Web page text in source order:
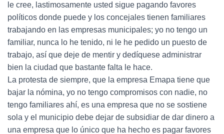
le cree, lastimosamente usted sigue pagando favores
políticos donde puede y los concejales tienen familiares
trabajando en las empresas municipales; yo no tengo un
familiar, nunca lo he tenido, ni le he pedido un puesto de
trabajo, así que deje de mentir y dedíquese administrar
bien la ciudad que bastante falta le hace.
La protesta de siempre, que la empresa Emapa tiene que
bajar la nómina, yo no tengo compromisos con nadie, no
tengo familiares ahí, es una empresa que no se sostiene
sola y el municipio debe dejar de subsidiar de dar dinero a
una empresa que lo único que ha hecho es pagar favores